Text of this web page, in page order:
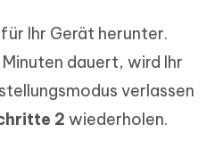
Ihr Gerät herunter.
Minuten dauert, wird Ihr
verlassen
2 wiederholen.